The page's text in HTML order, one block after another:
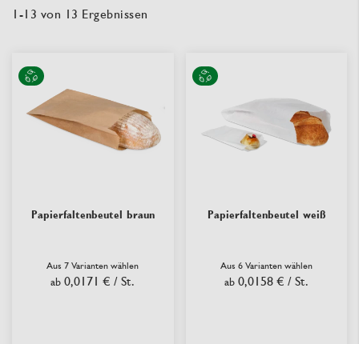
1 -13 von 13 Ergebnissen
Papierfaltenbeutel braun
Aus 7 Varianten wählen
ab 0,0171 € / St.
Papierfaltenbeutel weiß
Aus 6 Varianten wählen
ab 0,0158 € / St.